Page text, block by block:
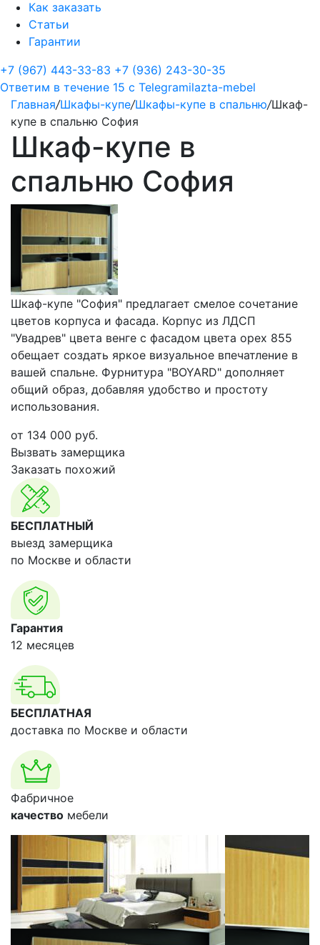
Как заказать
Статьи
Гарантии
+7 (967) 443-33-83 +7 (936) 243-30-35
Ответим в течение 15 с Telegramilazta-mebel
Главная/Шкафы-купе/Шкафы-купе в спальню/Шкаф-
купе в спальню София
Шкаф-купе в
спальню София
Шкаф-купе "София" предлагает смелое сочетание
цветов корпуса и фасада. Корпус из ЛДСП
"Увадрев" цвета венге с фасадом цвета орех 855
обещает создать яркое визуальное впечатление в
вашей спальне. Фурнитура "BOYARD" дополняет
общий образ, добавляя удобство и простоту
использования.
от 134 000 руб.
Вызвать замерщика
Заказать похожий
БЕСПЛАТНЫЙ
выезд замерщика
по Москве и области
Гарантия
12 месяцев
БЕСПЛАТНАЯ
доставка по Москве и области
Фабричное
качество мебели